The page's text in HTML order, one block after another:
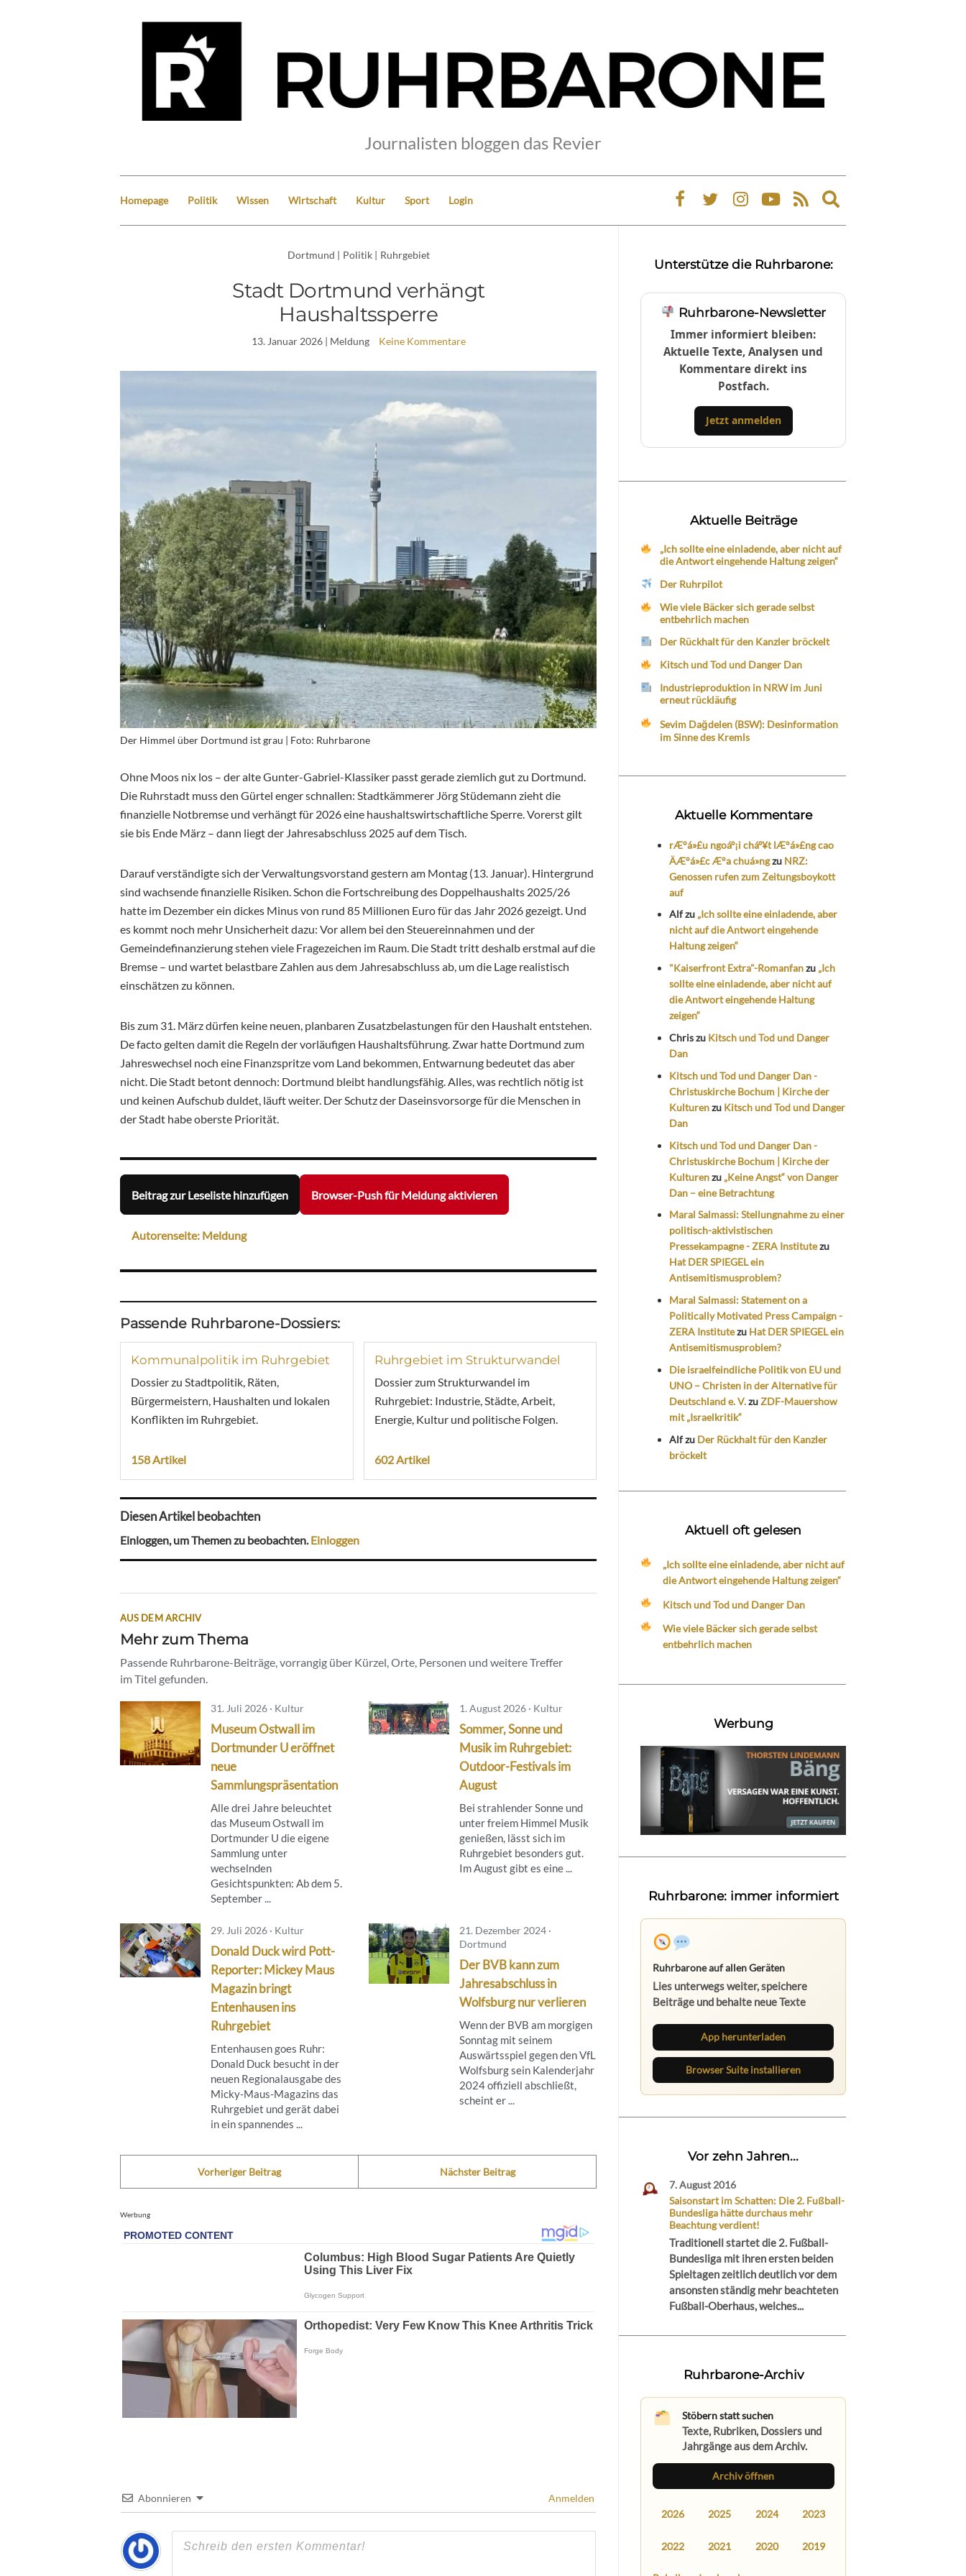
Journalisten bloggen das Revier
Homepage Politik Wissen Wirtschaft Kultur Sport Login
Expand
search
Dortmund | Politik | Ruhrgebiet
Stadt Dortmund verhängt
Haushaltssperre
13. Januar 2026| Meldung Keine Kommentare
Der Himmel über Dortmund ist grau | Foto: Ruhrbarone
Ohne Moos nix los – der alte Gunter-Gabriel-Klassiker passt gerade ziemlich gut zu Dortmund.
Die Ruhrstadt muss den Gürtel enger schnallen: Stadtkämmerer Jörg Stüdemann zieht die
finanzielle Notbremse und verhängt für 2026 eine haushaltswirtschaftliche Sperre. Vorerst gilt
sie bis Ende März – dann liegt der Jahresabschluss 2025 auf dem Tisch.
Darauf verständigte sich der Verwaltungsvorstand gestern am Montag (13. Januar). Hintergrund
sind wachsende finanzielle Risiken. Schon die Fortschreibung des Doppelhaushalts 2025/26
hatte im Dezember ein dickes Minus von rund 85 Millionen Euro für das Jahr 2026 gezeigt. Und
es kommt noch mehr Unsicherheit dazu: Vor allem bei den Steuereinnahmen und der
Gemeindefinanzierung stehen viele Fragezeichen im Raum. Die Stadt tritt deshalb erstmal auf die
Bremse – und wartet belastbare Zahlen aus dem Jahresabschluss ab, um die Lage realistisch
einschätzen zu können.
Bis zum 31. März dürfen keine neuen, planbaren Zusatzbelastungen für den Haushalt entstehen.
De facto gelten damit die Regeln der vorläufigen Haushaltsführung. Zwar hatte Dortmund zum
Jahreswechsel noch eine Finanzspritze vom Land bekommen, Entwarnung bedeutet das aber
nicht. Die Stadt betont dennoch: Dortmund bleibt handlungsfähig. Alles, was rechtlich nötig ist
und keinen Aufschub duldet, läuft weiter. Der Schutz der Daseinsvorsorge für die Menschen in
der Stadt habe oberste Priorität.
Beitrag zur Leseliste hinzufügen Browser-Push für Meldung aktivieren
Autorenseite: Meldung
Passende Ruhrbarone-Dossiers:
Kommunalpolitik im Ruhrgebiet
Dossier zu Stadtpolitik, Räten,
Bürgermeistern, Haushalten und lokalen
Konflikten im Ruhrgebiet.
158 Artikel
Ruhrgebiet im Strukturwandel
Dossier zum Strukturwandel im
Ruhrgebiet: Industrie, Städte, Arbeit,
Energie, Kultur und politische Folgen.
602 Artikel
Diesen Artikel beobachten
Einloggen, um Themen zu beobachten. Einloggen
AUS DEM ARCHIV
Mehr zum Thema
Passende Ruhrbarone-Beiträge, vorrangig über Kürzel, Orte, Personen und weitere Treffer
im Titel gefunden.
31. Juli 2026 · Kultur
Museum Ostwall im
Dortmunder U eröffnet
neue
Sammlungspräsentation
Alle drei Jahre beleuchtet
das Museum Ostwall im
Dortmunder U die eigene
Sammlung unter
wechselnden
Gesichtspunkten: Ab dem 5.
September ...
1. August 2026 · Kultur
Sommer, Sonne und
Musik im Ruhrgebiet:
Outdoor-Festivals im
August
Bei strahlender Sonne und
unter freiem Himmel Musik
genießen, lässt sich im
Ruhrgebiet besonders gut.
Im August gibt es eine ...
29. Juli 2026 · Kultur
Donald Duck wird Pott-
Reporter: Mickey Maus
Magazin bringt
Entenhausen ins
Ruhrgebiet
Entenhausen goes Ruhr:
Donald Duck besucht in der
neuen Regionalausgabe des
Micky‑Maus‑Magazins das
Ruhrgebiet und gerät dabei
in ein spannendes ...
21. Dezember 2024 ·
Dortmund
Der BVB kann zum
Jahresabschluss in
Wolfsburg nur verlieren
Wenn der BVB am morgigen
Sonntag mit seinem
Auswärtsspiel gegen den VfL
Wolfsburg sein Kalenderjahr
2024 offiziell abschließt,
scheint er ...
Vorheriger Beitrag Nächster Beitrag
Werbung
Abonnieren Anmelden
Unterstütze die Ruhrbarone:
Ruhrbarone-Newsletter
Immer informiert bleiben:
Aktuelle Texte, Analysen und
Kommentare direkt ins
Postfach.
Jetzt anmelden
Aktuelle Beiträge
„Ich sollte eine einladende, aber nicht auf
die Antwort eingehende Haltung zeigen“
Der Ruhrpilot
Wie viele Bäcker sich gerade selbst
entbehrlich machen
Der Rückhalt für den Kanzler bröckelt
Kitsch und Tod und Danger Dan
Industrieproduktion in NRW im Juni
erneut rückläufig
Sevim Dağdelen (BSW): Desinformation
im Sinne des Kremls
Aktuelle Kommentare
rÆ°á»£u ngoáº¡i cháº¥t lÆ°á»£ng cao
ÄÆ°á»£c Æ°a chuá»ngzu NRZ:
Genossen rufen zum Zeitungsboykott
auf
Alfzu „Ich sollte eine einladende, aber
nicht auf die Antwort eingehende
Haltung zeigen“
"Kaiserfront Extra"-Romanfanzu „Ich
sollte eine einladende, aber nicht auf
die Antwort eingehende Haltung
zeigen“
Chriszu Kitsch und Tod und Danger
Dan
Kitsch und Tod und Danger Dan -
Christuskirche Bochum | Kirche der
Kulturenzu Kitsch und Tod und Danger
Dan
Kitsch und Tod und Danger Dan -
Christuskirche Bochum | Kirche der
Kulturenzu „Keine Angst“ von Danger
Dan – eine Betrachtung
Maral Salmassi: Stellungnahme zu einer
politisch-aktivistischen
Pressekampagne - ZERA Institutezu
Hat DER SPIEGEL ein
Antisemitismusproblem?
Maral Salmassi: Statement on a
Politically Motivated Press Campaign -
ZERA Institutezu Hat DER SPIEGEL ein
Antisemitismusproblem?
Die israelfeindliche Politik von EU und
UNO – Christen in der Alternative für
Deutschland e. V.zuZDF-Mauershow
mit „Israelkritik“
Alfzu Der Rückhalt für den Kanzler
bröckelt
Aktuell oft gelesen
„Ich sollte eine einladende, aber nicht auf
die Antwort eingehende Haltung zeigen“
Kitsch und Tod und Danger Dan
Wie viele Bäcker sich gerade selbst
entbehrlich machen
Werbung
Ruhrbarone: immer informiert
Ruhrbarone auf allen Geräten
Lies unterwegs weiter, speichere
Beiträge und behalte neue Texte
App herunterladen
Browser Suite installieren
Vor zehn Jahren...
7. August 2016
Saisonstart im Schatten: Die 2. Fußball-
Bundesliga hätte durchaus mehr
Beachtung verdient!
Traditionell startet die 2. Fußball-
Bundesliga mit ihren ersten beiden
Spieltagen zeitlich deutlich vor dem
ansonsten ständig mehr beachteten
Fußball-Oberhaus, welches...
Ruhrbarone-Archiv
Stöbern statt suchen
Texte, Rubriken, Dossiers und
Jahrgänge aus dem Archiv.
Archiv öffnen
2026 2025 2024 2023
2022 2021 2020 2019